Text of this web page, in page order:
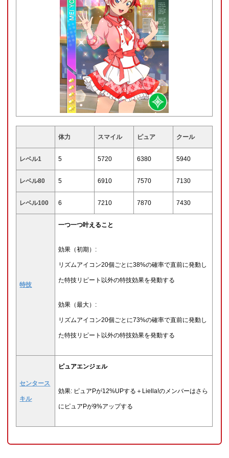
体力 スマイル ピュア クール
レベル1 5 5720 6380 5940
レベル80 5 6910 7570 7130
レベル100 6 7210 7870 7430
特技
一つ一つ叶えること
効果（初期）:
リズムアイコン20個ごとに38%の確率で直前に発動し
た特技リピート以外の特技効果を発動する
効果（最大）:
リズムアイコン20個ごとに73%の確率で直前に発動し
た特技リピート以外の特技効果を発動する
センタース
キル
ピュアエンジェル
効果: ピュアPが12%UPする＋Liella!のメンバーはさら
にピュアPが9%アップする